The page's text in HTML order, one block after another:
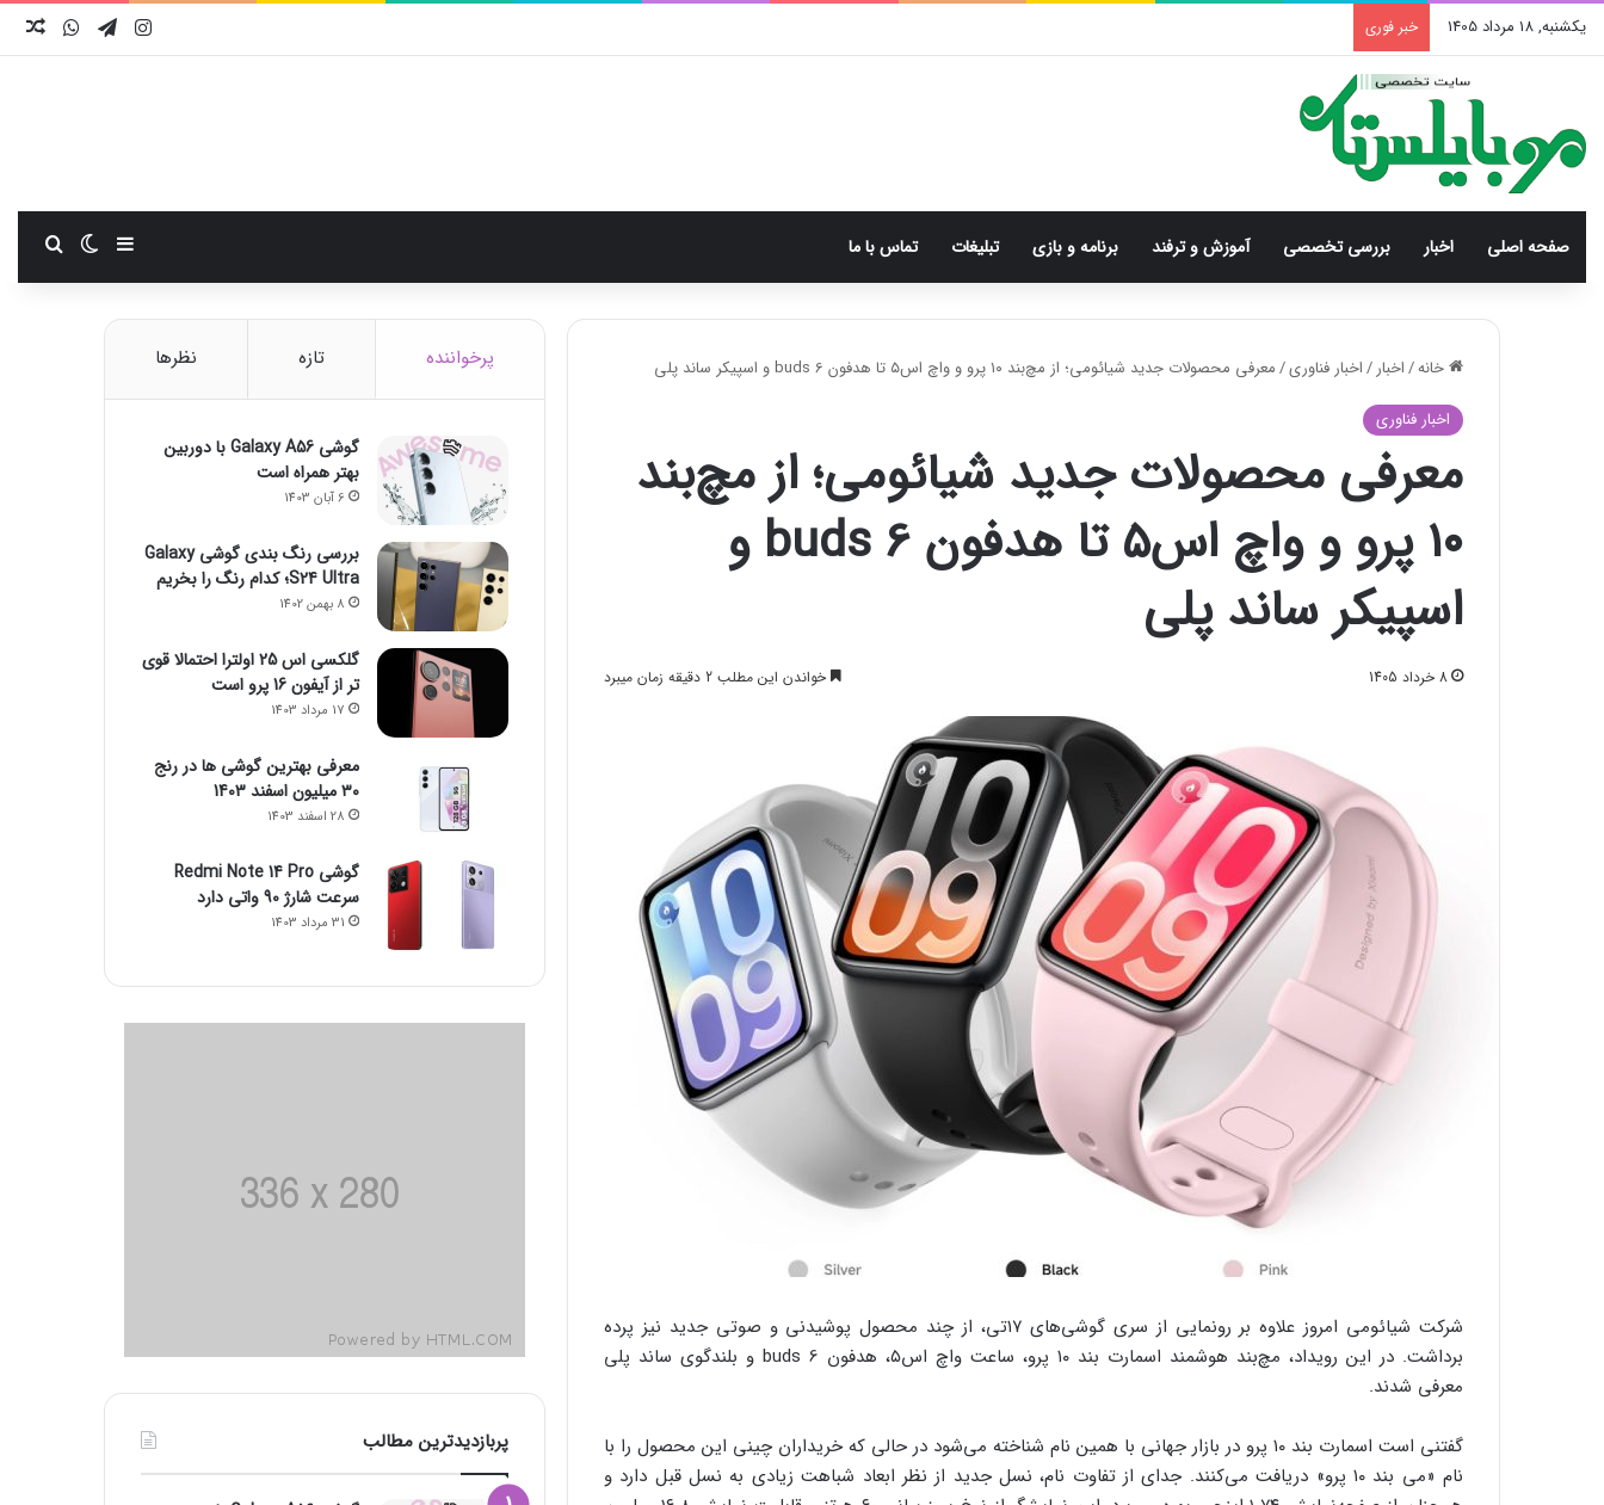
یکشنبه, 18 مرداد 1405 خبر فوری اینستاگرام
تلگرام واتس
صفحه اصلی اخبار بررسی‌ تخصصی آموزش و ترفند برنامه و بازی تبلیغات تماس با ما سایدبارتغییر
خانه/اخبار/اخبار فناوری/معرفی محصولات جدید شیائومی؛ از مچ‌بند ۱۰ پرو و واچ اس۵ تا هدفون buds 6 و اسپیکر ساند پلی
اخبار فناوری
معرفی محصولات جدید شیائومی؛ از مچ‌بند
۱۰ پرو و واچ اس۵ تا هدفون buds 6 و
اسپیکر ساند پلی
8 خرداد 1405 خواندن این مطلب 2 دقیقه زمان میبرد
شرکت شیائومی امروز علاوه بر رونمایی از سری گوشی‌های ۱۷تی، از چند محصول پوشیدنی و صوتی جدید نیز پرده
برداشت. در این رویداد، مچ‌بند هوشمند اسمارت بند ۱۰ پرو، ساعت واچ اس۵، هدفون buds 6 و بلندگوی ساند پلی
معرفی شدند.
گفتنی است اسمارت بند ۱۰ پرو در بازار جهانی با همین نام شناخته می‌شود در حالی که خریداران چینی این محصول را با
نام «می بند ۱۰ پرو» دریافت می‌کنند. جدای از تفاوت نام، نسل جدید از نظر ابعاد شباهت زیادی به نسل قبل دارد و
پرخواننده تازه نظرها
گوشی Galaxy A56 با دوربین
بهتر همراه است
6 آبان 1403
بررسی رنگ بندی گوشی Galaxy
S24 Ultra؛ کدام رنگ را بخریم
8 بهمن 1402
گلکسی اس 25 اولترا احتمالا قوی
تر از آیفون 16 پرو است
17 مرداد 1403
معرفی بهترین گوشی ها در رنج
۳۰ میلیون اسفند 1403
28 اسفند 1403
گوشی Redmi Note 14 Pro
سرعت شارژ 90 واتی دارد
31 مرداد 1403
پربازدیدترین مطالب